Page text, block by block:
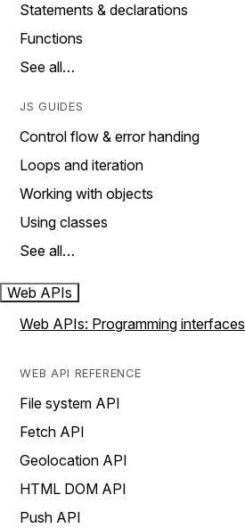
Statements & declarations
Functions
See all…
JS GUIDES
Control flow & error handing
Loops and iteration
Working with objects
Using classes
See all…
Web APIs
Web APIs: Programming interfaces
WEB API REFERENCE
File system API
Fetch API
Geolocation API
HTML DOM API
Push API